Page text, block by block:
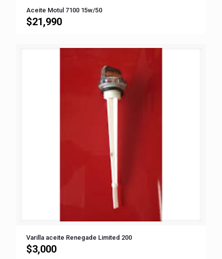
Aceite Motul 7100 15w/50
$21,990
Varilla aceite Renegade Limited 200
$3,000